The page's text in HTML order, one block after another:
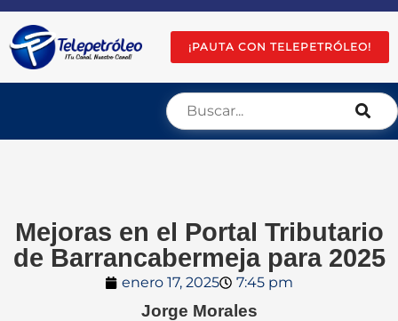
¡PAUTA CON TELEPETRÓLEO!
Mejoras en el Portal Tributario
de Barrancabermeja para 2025
enero 17, 2025 7:45 pm
Jorge Morales